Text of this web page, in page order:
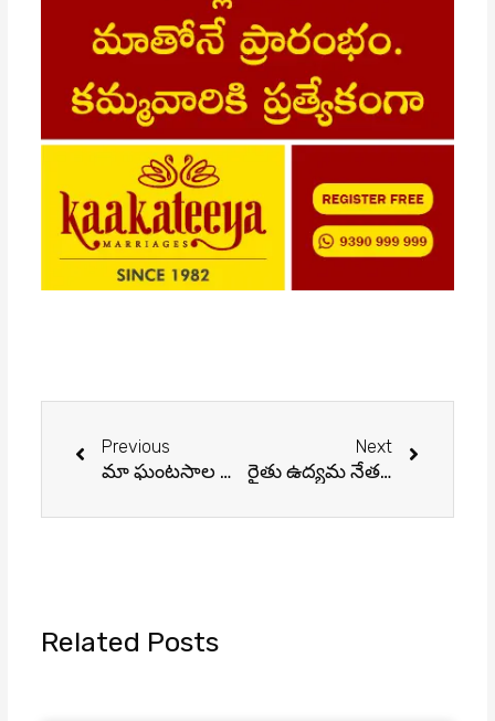
Prev
Previous
మా ఘంటసాల చారిత్రక ప్రసిద్ధి: గొట్టిపాటి బ్రహ్మయ్య
Next
రైతు ఉద్యమ నేత వాసిరెడ్డి నారాయణరావు కన్నుమూత
Next
Related Posts